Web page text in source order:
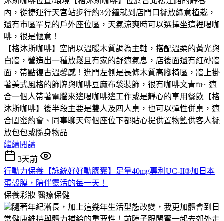
內，從捷運行天宮站步行約3分鐘就到店門口擺放綠意植栽，
還有市區罕見的戶外座位區，天氣涼爽時可以選擇坐這裡喝咖
啡，很是愜意！
【格沐斯咖啡】空間以溫暖木質調為主軸，搭配溫柔的黃光與
白牆，營造出一種放鬆且有家的舒適氣息，店後面還有紅磚牆
面，帶點復古溫馨感！進門左側是長條木質高腳椅區，牆上掛
著美式風格的飾牌與咖啡豆麻布袋裝飾，很有咖啡文青fu~ 適
合一個人帶著電腦來邊喝咖啡邊工作或是靜心的享用餐飲【格
沐斯咖啡】後半段主要是雙人及四人桌，也可以彈性併桌，適
合閨蜜約會、同事聊天每個座位下都貼心提供置物籃供客人擺
放包包或隨身物品
繼續閱讀
3天前
行動力保養【詠統好好動膠囊】足量40mg專利UC-II®加日本
蛋殼膜，陪伴靈活的每一天！
保養彩妝 醫療保健
隨著年紀漸長，加上這幾年生活型態改變，我更加體會到日
常健康維持與體力補給的重要性！前陣子跟閨蜜一起去郊外走